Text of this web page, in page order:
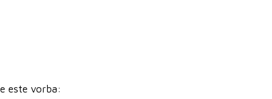
este vorba: